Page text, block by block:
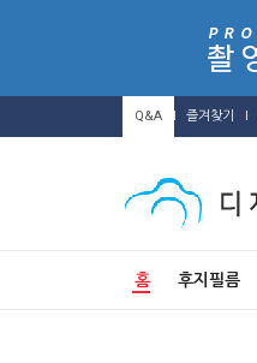
Q&A 즐겨찾기
홈 후지필름